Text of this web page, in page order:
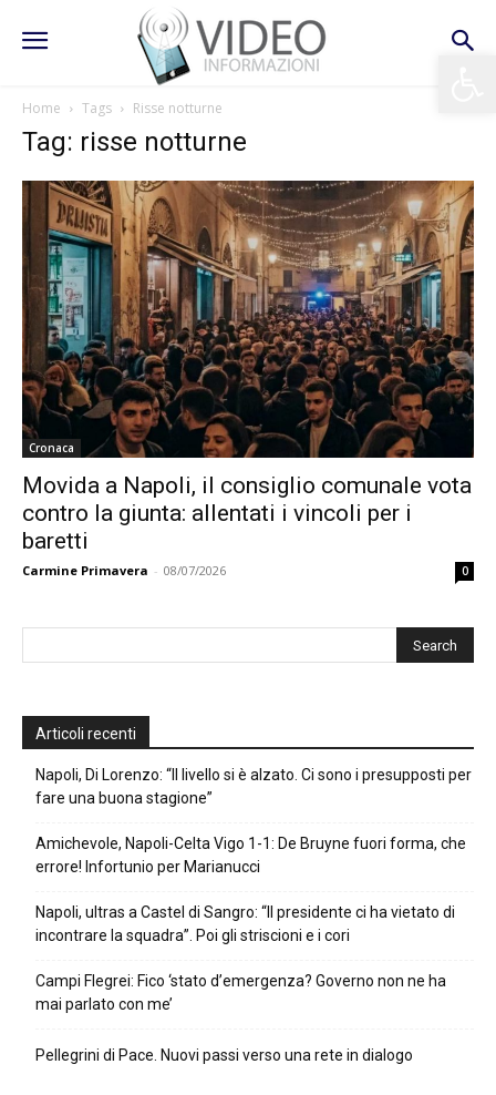
Home Tags Risse notturne
Tag: risse notturne
Cronaca
Movida a Napoli, il consiglio comunale vota
contro la giunta: allentati i vincoli per i
baretti
Carmine Primavera - 08/07/2026 0
Articoli recenti
Napoli, Di Lorenzo: “Il livello si è alzato. Ci sono i presupposti per
fare una buona stagione”
Amichevole, Napoli-Celta Vigo 1-1: De Bruyne fuori forma, che
errore! Infortunio per Marianucci
Napoli, ultras a Castel di Sangro: “Il presidente ci ha vietato di
incontrare la squadra”. Poi gli striscioni e i cori
Campi Flegrei: Fico ‘stato d’emergenza? Governo non ne ha
mai parlato con me’
Pellegrini di Pace. Nuovi passi verso una rete in dialogo